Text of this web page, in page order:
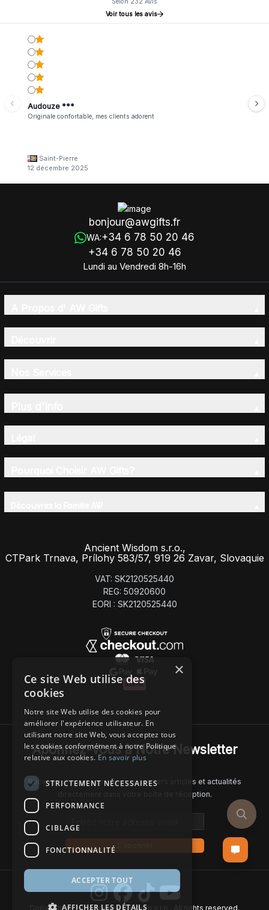
Voir tous les avis
Audouze ***
Originale confortable, mes clients adorent
Saint-Pierre
12 décembre 2025
bonjour@awgifts.fr
WA:+34 6 78 50 20 46
+34 6 78 50 20 46
Lundi au Vendredi 8h-16h
Ancient Wisdom s.r.o.,
CTPark Trnava, Prílohy 583/57, 919 26 Zavar, Slovaquie
VAT: SK2120525440
REG: 50920600
EORI : SK2120525440
Abonnez-Vous à Notre Newsletter
Recevez chaque semaine nos derniers articles et actualités
directement dans votre boîte de réception.
Copyright © 2024 Ancient Wisdom s.r.o., All rights reserved.
×
Ce site Web utilise des
cookies
Notre site Web utilise des cookies pour
améliorer l'expérience utilisateur. En
utilisant notre site Web, vous acceptez tous
les cookies conformément à notre Politique
relative aux cookies.En savoir plus
STRICTEMENT NÉCESSAIRES
PERFORMANCE
CIBLAGE
FONCTIONNALITÉ
ACCEPTER TOUT
AFFICHER LES DÉTAILS